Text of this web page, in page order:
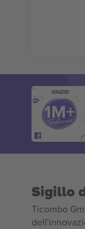
GRAZIE!
Sigillo
Ticombo